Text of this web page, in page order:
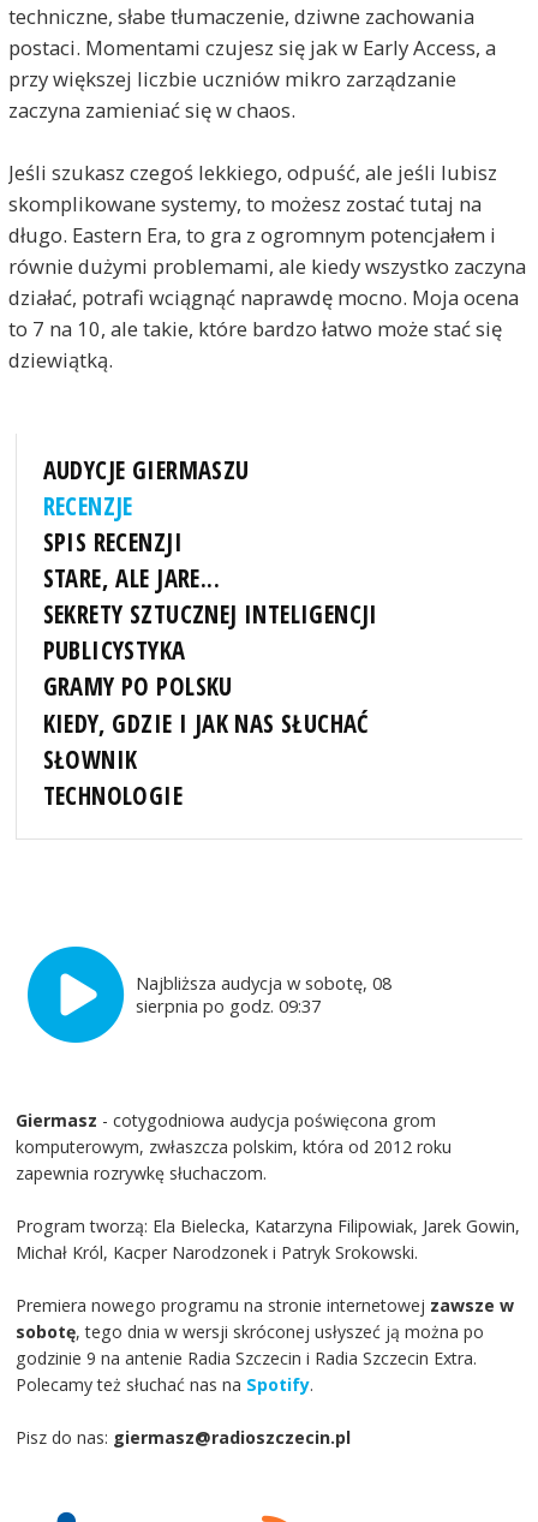
techniczne, słabe tłumaczenie, dziwne zachowania
postaci. Momentami czujesz się jak w Early Access, a
przy większej liczbie uczniów mikro zarządzanie
zaczyna zamieniać się w chaos.
Jeśli szukasz czegoś lekkiego, odpuść, ale jeśli lubisz
skomplikowane systemy, to możesz zostać tutaj na
długo. Eastern Era, to gra z ogromnym potencjałem i
równie dużymi problemami, ale kiedy wszystko zaczyna
działać, potrafi wciągnąć naprawdę mocno. Moja ocena
to 7 na 10, ale takie, które bardzo łatwo może stać się
dziewiątką.
AUDYCJE GIERMASZU
RECENZJE
SPIS RECENZJI
STARE, ALE JARE...
SEKRETY SZTUCZNEJ INTELIGENCJI
PUBLICYSTYKA
GRAMY PO POLSKU
KIEDY, GDZIE I JAK NAS SŁUCHAĆ
SŁOWNIK
TECHNOLOGIE
Najbliższa audycja w sobotę, 08
sierpnia po godz. 09:37
Giermasz - cotygodniowa audycja poświęcona grom
komputerowym, zwłaszcza polskim, która od 2012 roku
zapewnia rozrywkę słuchaczom.
Program tworzą: Ela Bielecka, Katarzyna Filipowiak, Jarek Gowin,
Michał Król, Kacper Narodzonek i Patryk Srokowski.
Premiera nowego programu na stronie internetowej zawsze w
sobotę, tego dnia w wersji skróconej usłyszeć ją można po
godzinie 9 na antenie Radia Szczecin i Radia Szczecin Extra.
Polecamy też słuchać nas na Spotify.
Pisz do nas: giermasz@radioszczecin.pl